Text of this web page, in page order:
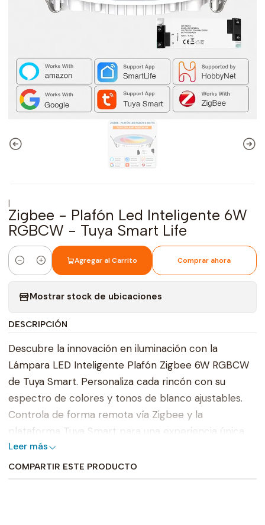
|
Zigbee - Plafón Led Inteligente 6W
RGBCW - Tuya Smart Life
Cantidad
Agregar al Carrito Comprar ahora
Mostrar stock de ubicaciones
DESCRIPCIÓN
Descubre la innovación en iluminación con la
Lámpara LED Inteligente Plafón Zigbee 6W RGBCW
de Tuya Smart. Personaliza cada rincón con su
espectro de colores y tonos de blanco ajustables.
Controla de forma remota vía Zigbee y la
plataforma Tuya Smart para una experiencia única
en tu hogar. Con su eficiencia energética y fácil
instalación, ilumina tus espacios de manera
inteligente y ecológica. Eleva tu ambiente, crea
Leer más
COMPARTIR ESTE PRODUCTO